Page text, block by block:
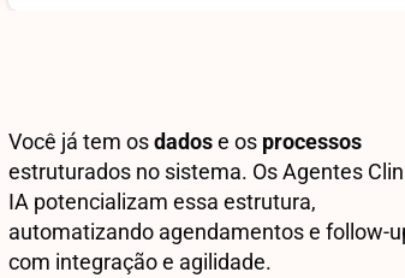
Você já tem osdadose os processos
estruturados no sistema. Os Agentes
IA potencializam essa estrutura,
automatizando agendamentos e follow-
com integração e agilidade.